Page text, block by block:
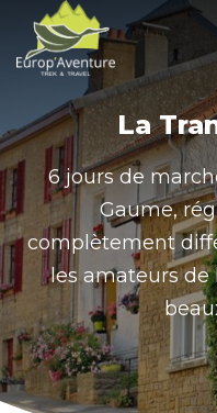
content
La
6 jours de
Gaume,
complètement
les amateurs de